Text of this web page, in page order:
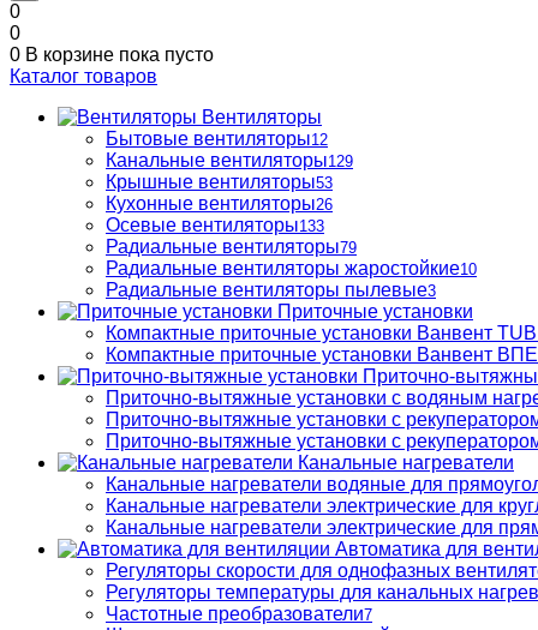
0
0
0 В корзине пока пусто
Каталог товаров
Вентиляторы
Бытовые вентиляторы12
Канальные вентиляторы129
Крышные вентиляторы53
Кухонные вентиляторы26
Осевые вентиляторы133
Радиальные вентиляторы79
Радиальные вентиляторы жаростойкие10
Радиальные вентиляторы пылевые3
Приточные установки
Компактные приточные установки Ванвент
Компактные приточные установки Ванвент ВПЕ
Приточно-
Приточно-вытяжные установки с водяным
Приточно-вытяжные установки с
Приточно-вытяжные установки с
Канальные нагреватели
Канальные нагреватели водяные для
Канальные нагреватели электрические для
Канальные нагреватели электрические для
Автоматика для
Регуляторы скорости для однофазных
Регуляторы температуры для канальных
Частотные преобразователи7